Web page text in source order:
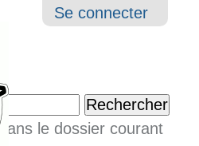
Outils
Se connecter
le dossier courant